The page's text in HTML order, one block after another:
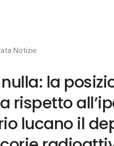
Notizie
la
rispetto
lucano il